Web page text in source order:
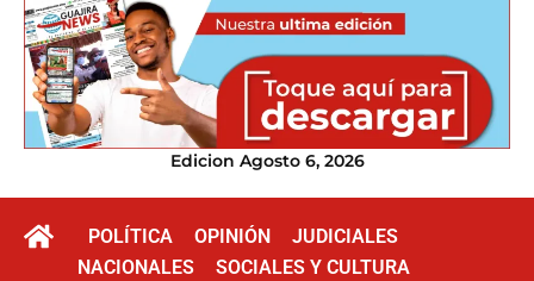
Edicion Agosto 6, 2026
POLÍTICA OPINIÓN
JUDICIALES
NACIONALES
SOCIALES Y CULTURA